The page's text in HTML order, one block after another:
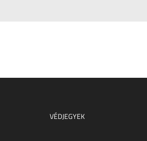
VÉDJEGYEK